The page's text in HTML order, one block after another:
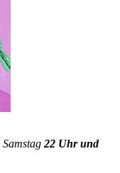
22 Uhr und